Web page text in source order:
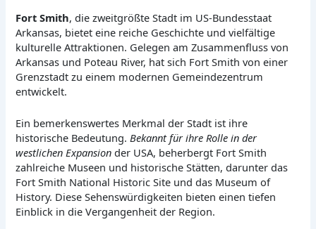
Fort Smith, die zweitgrößte Stadt im US-Bundesstaat
Arkansas, bietet eine reiche Geschichte und vielfältige
kulturelle Attraktionen. Gelegen am Zusammenfluss von
Arkansas und Poteau River, hat sich Fort Smith von einer
Grenzstadt zu einem modernen Gemeindezentrum
entwickelt.
Ein bemerkenswertes Merkmal der Stadt ist ihre
historische Bedeutung. Bekannt für ihre Rolle in der
westlichen Expansion der USA, beherbergt Fort Smith
zahlreiche Museen und historische Stätten, darunter das
Fort Smith National Historic Site und das Museum of
History. Diese Sehenswürdigkeiten bieten einen tiefen
Einblick in die Vergangenheit der Region.